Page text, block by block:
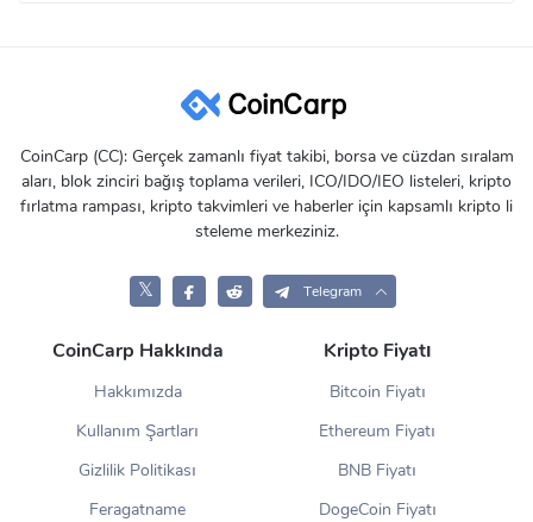
CoinCarp (CC): Gerçek zamanlı fiyat takibi, borsa ve cüzdan sıralam
aları, blok zinciri bağış toplama verileri, ICO/IDO/IEO listeleri, kripto
fırlatma rampası, kripto takvimleri ve haberler için kapsamlı kripto li
steleme merkeziniz.
𝕏 Telegram
CoinCarp Hakkında
Hakkımızda
Kullanım Şartları
Gizlilik Politikası
Feragatname
Kripto Fiyatı
Bitcoin Fiyatı
Ethereum Fiyatı
BNB Fiyatı
DogeCoin Fiyatı